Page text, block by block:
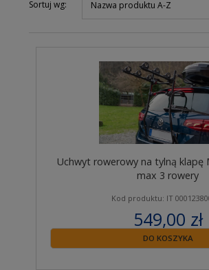
Sortuj wg: Nazwa produktu A-Z
Uchwyt rowerowy na tylną klapę
max 3 rowery
Kod produktu: IT
549,00 zł
zawiera 23% VAT
DO KOSZYKA